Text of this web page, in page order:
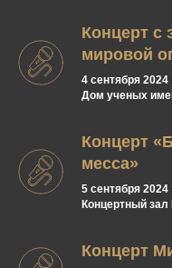
Концерт с
мировой
4 сентября 2024
Дом ученых
Концерт
месса»
5 сентября 2024
Концертный зал
Концерт